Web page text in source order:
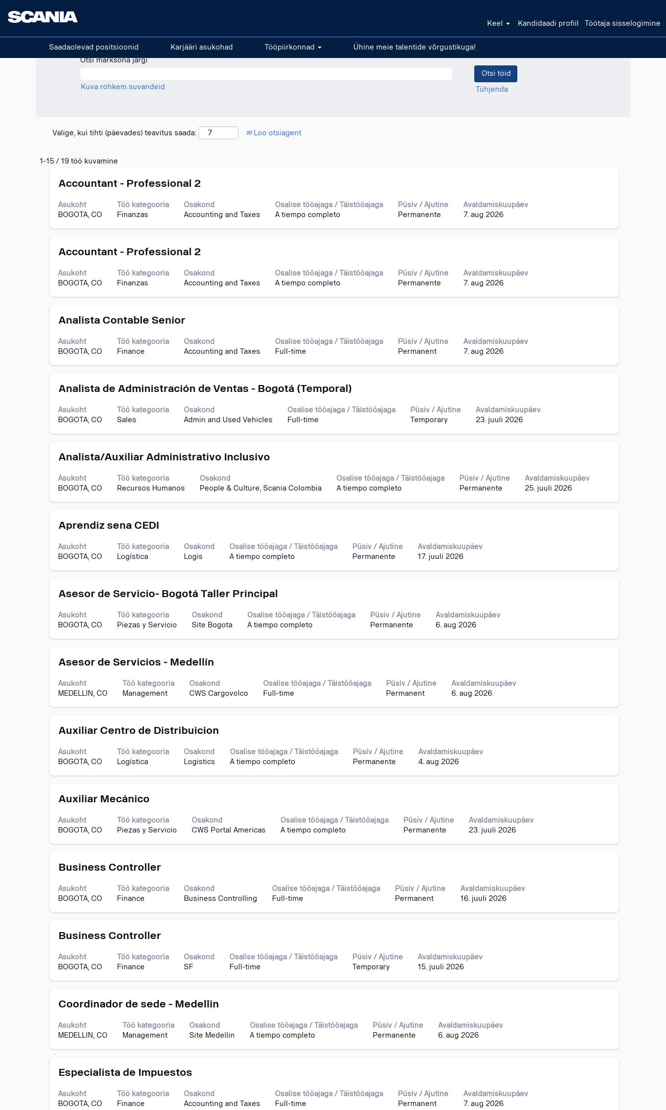
Keel Kandidaadi profiil Töötaja sisselogimine
Saadaolevad positsioonid Karjääri asukohad Tööpiirkonnad Ühine meie talentide võrgustikuga!
Otsi märksõna järgi
Kuva rohkem suvandeid Tühjenda
Valige, kui tihti (päevades) teavitus saada: Loo otsiagent
1-15 / 19 töö kuvamine
"colombia".
15
/
töö
Töödeloendis
kasutage
tabeldusklahvi.
töö
kuvamiseks.
Ametinimetus
Accountant - Professional 2
Asukoht
BOGOTA, CO
Töö kategooria
Finanzas
Osakond
Accounting and Taxes
Osalise tööajaga / Täistööajaga
A tiempo completo
Püsiv / Ajutine
Permanente
Avaldamiskuupäev
7. aug 2026
Töö
täieliku
sisu
kuvamiseks
valige
Ametinimetus
Accountant - Professional 2
Asukoht
BOGOTA, CO
Töö kategooria
Finanzas
Osakond
Accounting and Taxes
Osalise tööajaga / Täistööajaga
A tiempo completo
Püsiv / Ajutine
Permanente
Avaldamiskuupäev
7. aug 2026
Töö
täieliku
sisu
kuvamiseks
valige
Ametinimetus
Analista Contable Senior
Asukoht
BOGOTA, CO
Töö kategooria
Finance
Osakond
Accounting and Taxes
Osalise tööajaga / Täistööajaga
Full-time
Püsiv / Ajutine
Permanent
Avaldamiskuupäev
7. aug 2026
Töö
täieliku
sisu
kuvamiseks
valige
Ametinimetus
Analista de Administración de Ventas - Bogotá (Temporal)
Asukoht
BOGOTA, CO
Töö kategooria
Sales
Osakond
Admin and Used Vehicles
Osalise tööajaga / Täistööajaga
Full-time
Püsiv / Ajutine
Temporary
Avaldamiskuupäev
23. juuli 2026
Töö
täieliku
sisu
kuvamiseks
valige
Ametinimetus
Analista/Auxiliar Administrativo Inclusivo
Asukoht
BOGOTA, CO
Töö kategooria
Recursos Humanos
Osakond
People & Culture, Scania Colombia
Osalise tööajaga / Täistööajaga
A tiempo completo
Püsiv / Ajutine
Permanente
Avaldamiskuupäev
25. juuli 2026
Töö
täieliku
sisu
kuvamiseks
valige
Ametinimetus
Aprendiz sena CEDI
Asukoht
BOGOTA, CO
Töö kategooria
Logística
Osakond
Logis
Osalise tööajaga / Täistööajaga
A tiempo completo
Püsiv / Ajutine
Permanente
Avaldamiskuupäev
17. juuli 2026
Töö
teabe
täieliku
sisu
kuvamiseks
valige
Ametinimetus
Asesor de Servicio- Bogotá Taller Principal
Asukoht
BOGOTA, CO
Töö kategooria
Piezas y Servicio
Osakond
Site Bogota
Osalise tööajaga / Täistööajaga
A tiempo completo
Püsiv / Ajutine
Permanente
Avaldamiskuupäev
6. aug 2026
Töö
täieliku
sisu
kuvamiseks
valige
Ametinimetus
Asesor de Servicios - Medellín
Asukoht
MEDELLIN, CO
Töö kategooria
Management
Osakond
CWS Cargovolco
Osalise tööajaga / Täistööajaga
Full-time
Püsiv / Ajutine
Permanent
Avaldamiskuupäev
6. aug 2026
Töö
täieliku
sisu
kuvamiseks
valige
Ametinimetus
Auxiliar Centro de Distribuicion
Asukoht
BOGOTA, CO
Töö kategooria
Logística
Osakond
Logistics
Osalise tööajaga / Täistööajaga
A tiempo completo
Püsiv / Ajutine
Permanente
Avaldamiskuupäev
4. aug 2026
Töö
täieliku
sisu
kuvamiseks
valige
Ametinimetus
Auxiliar Mecánico
Asukoht
BOGOTA, CO
Töö kategooria
Piezas y Servicio
Osakond
CWS Portal Americas
Osalise tööajaga / Täistööajaga
A tiempo completo
Püsiv / Ajutine
Permanente
Avaldamiskuupäev
23. juuli 2026
Töö
täieliku
sisu
kuvamiseks
valige
Ametinimetus
Business Controller
Asukoht
BOGOTA, CO
Töö kategooria
Finance
Osakond
Business Controlling
Osalise tööajaga / Täistööajaga
Full-time
Püsiv / Ajutine
Permanent
Avaldamiskuupäev
16. juuli 2026
Töö
täieliku
sisu
kuvamiseks
valige
Ametinimetus
Business Controller
Asukoht
BOGOTA, CO
Töö kategooria
Finance
Osakond
SF
Osalise tööajaga / Täistööajaga
Full-time
Püsiv / Ajutine
Temporary
Avaldamiskuupäev
15. juuli 2026
Töö
täieliku
sisu
kuvamiseks
valige
Ametinimetus
Coordinador de sede - Medellin
Asukoht
MEDELLIN, CO
Töö kategooria
Management
Osakond
Site Medellin
Osalise tööajaga / Täistööajaga
A tiempo completo
Püsiv / Ajutine
Permanente
Avaldamiskuupäev
6. aug 2026
Töö
täieliku
sisu
kuvamiseks
valige
Ametinimetus
Especialista de Impuestos
Asukoht
BOGOTA, CO
Töö kategooria
Finance
Osakond
Accounting and Taxes
Osalise tööajaga / Täistööajaga
Full-time
Püsiv / Ajutine
Permanent
Avaldamiskuupäev
7. aug 2026
Töö
teabe
täieliku
sisu